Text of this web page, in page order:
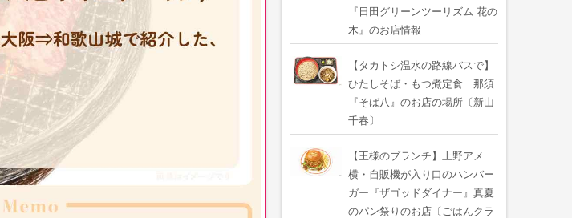
『日田グリーンツーリズム 花の
木』のお店情報
【タカトシ温水の路線バスで】
ひたしそば・もつ煮定食 那須
『そば八』のお店の場所〔新山
千春〕
【王様のブランチ】上野アメ
横・自販機が入り口のハンバー
ガー『ザゴッドダイナー』真夏
のパン祭りのお店〔ごはんクラ